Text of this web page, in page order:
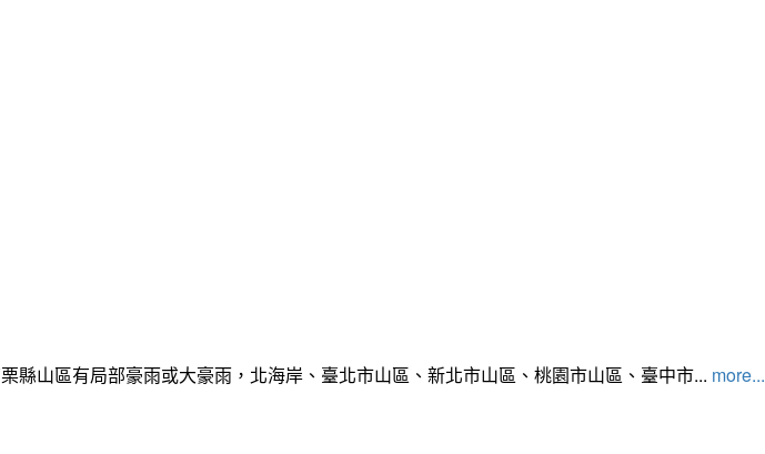
山區有局部豪雨或大豪雨，北海岸、臺北市山區、新北市山區、桃園市山區、臺中市... more...